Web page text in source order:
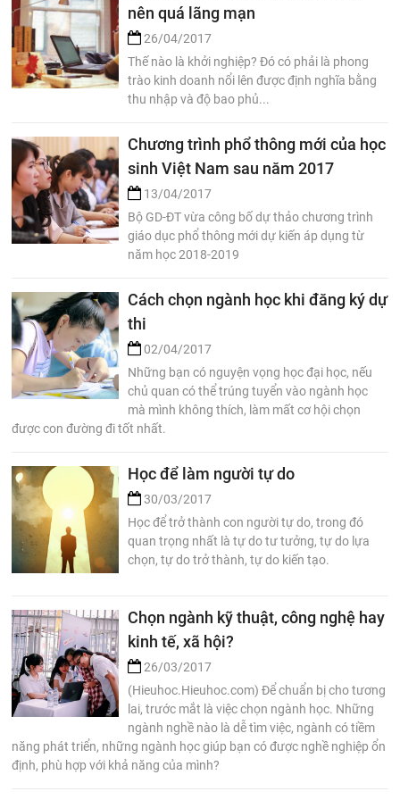
nên quá lãng mạn
26/04/2017
Thế nào là khởi nghiệp? Đó có phải là phong
trào kinh doanh nổi lên được định nghĩa bằng
thu nhập và độ bao phủ...
Chương trình phổ thông mới của học
sinh Việt Nam sau năm 2017
13/04/2017
Bộ GD-ĐT vừa công bố dự thảo chương trình
giáo dục phổ thông mới dự kiến áp dụng từ
năm học 2018-2019
Cách chọn ngành học khi đăng ký dự
thi
02/04/2017
Những bạn có nguyện vọng học đại học, nếu
chủ quan có thể trúng tuyển vào ngành học
mà mình không thích, làm mất cơ hội chọn
được con đường đi tốt nhất.
Học để làm người tự do
30/03/2017
Học để trở thành con người tự do, trong đó
quan trọng nhất là tự do tư tưởng, tự do lựa
chọn, tự do trở thành, tự do kiến tạo.
Chọn ngành kỹ thuật, công nghệ hay
kinh tế, xã hội?
26/03/2017
(Hieuhoc.Hieuhoc.com) Để chuẩn bị cho tương
lai, trước mắt là việc chọn ngành học. Những
ngành nghề nào là dễ tìm việc, ngành có tiềm
năng phát triển, những ngành học giúp bạn có được nghề nghiệp ổn
định, phù hợp với khả năng của mình?